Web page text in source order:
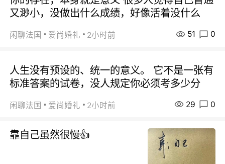
又渺小，没做出什么成绩，好像活着没什么
闲聊法国 爱尚婚礼 2小时前 51 0
人生没有预设的、统一的意义。 它不是一张有
标准答案的试卷，没人规定你必须考多少分
闲聊法国 爱尚婚礼 2小时前 29 0
靠自己虽然很慢👍